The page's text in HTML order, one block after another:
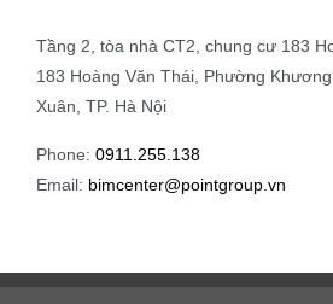
Tầng 2, tòa nhà CT2, chung cư 183
183 Hoàng Văn Thái, Phường
Xuân, TP. Hà Nội
Phone: 0911.255.138
Email: bimcenter@pointgroup.vn